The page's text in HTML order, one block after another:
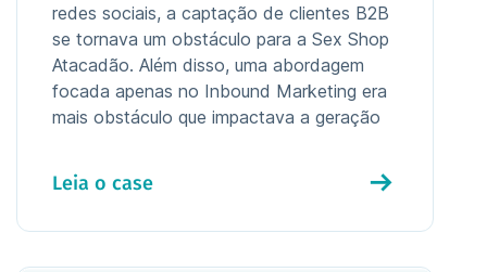
redes sociais, a captação de clientes B2B
se tornava um obstáculo para a Sex Shop
Atacadão. Além disso, uma abordagem
focada apenas no Inbound Marketing era
mais obstáculo que impactava a geração
Leia o case